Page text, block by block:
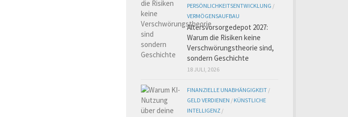
PERSÖNLICHKEITSENTWICKLUNG /
VERMÖGENSAUFBAU
Altersvorsorgedepot 2027:
Warum die Risiken keine
Verschwörungstheorie sind,
sondern Geschichte
18 JULI, 2026
FINANZIELLE UNABHÄNGIGKEIT /
GELD VERDIENEN / KÜNSTLICHE
INTELLIGENZ /